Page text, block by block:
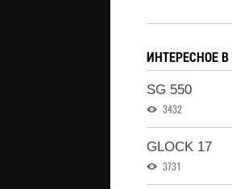
ИНТЕРЕСНОЕ
SG 550
3432
GLOCK 17
3731